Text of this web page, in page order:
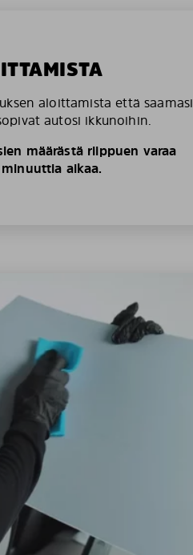
aloittamista että saamasi
autosi ikkunoihin.
määrästä riippuen varaa
aikaa.